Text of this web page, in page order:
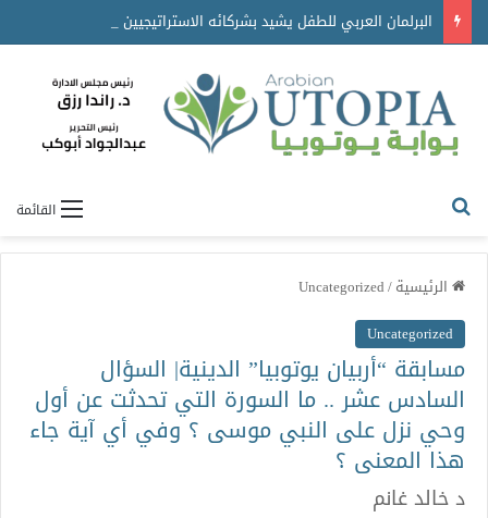
القائمة
الرئيسية/
Uncategorized
Uncategorized
مسابقة “أربيان يوتوبيا” الدينية| السؤال
السادس عشر .. ما السورة التي تحدثت عن أول
وحي نزل على النبي موسى ؟ وفي أي آية جاء
هذا المعنى ؟
د خالد غانم